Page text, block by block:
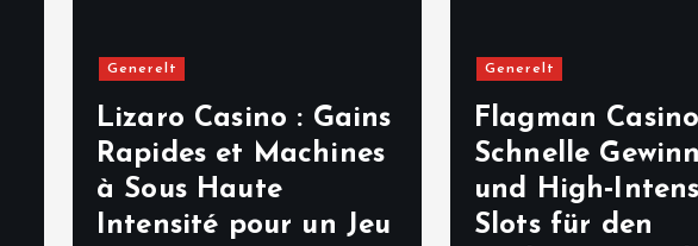
Generelt
Lizaro Casino : Gains
Rapides et Machines
à Sous Haute
Intensité pour un Jeu
Generelt
Flagman
Schnelle
und
Slots für den